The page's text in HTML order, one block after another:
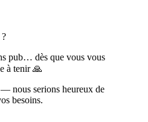
pub… dès que vous vous
à tenir 🙏
— nous serions heureux de
besoins.